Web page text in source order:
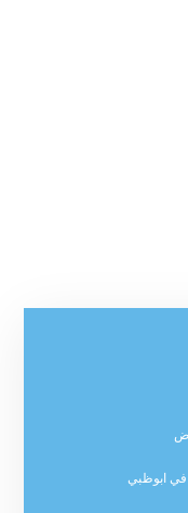
ابوظبي